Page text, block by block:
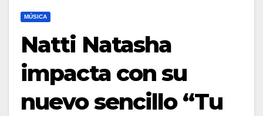
MÚSICA
Natti Natasha
impacta con su
nuevo sencillo “Tu